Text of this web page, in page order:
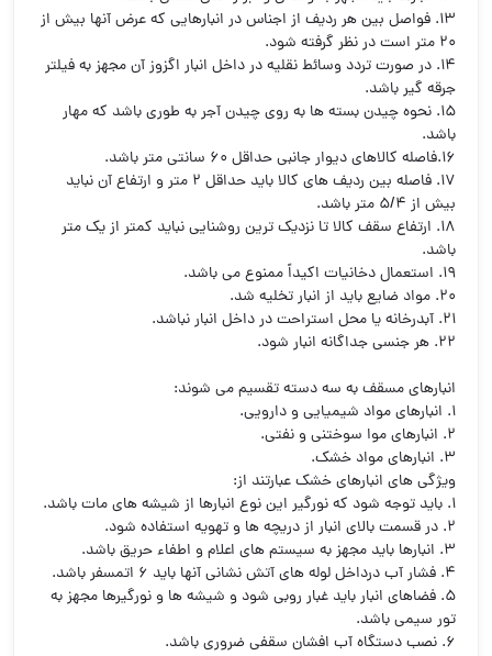
13. فواصل بین هر ردیف از اجناس در انبارهایی که عرض آنها بیش از
20 متر است در نظر گرفته شود.
14. در صورت تردد وسائط نقلیه در داخل انبار اگزوز آن مجهز به فیلتر
جرقه گیر باشد.
15. نحوه چیدن بسته ها به روی چیدن آجر به طوری باشد که مهار
باشد.
16.فاصله کالاهای دیوار جانبی حداقل 60 سانتی متر باشد.
17. فاصله بین ردیف های کالا باید حداقل 2 متر و ارتفاع آن نباید
بیش از 5/4 متر باشد.
18. ارتفاع سقف کالا تا نزدیک ترین روشنایی نباید کمتر از یک متر
باشد.
19. استعمال دخانیات اکیداً ممنوع می باشد.
20. مواد ضایع باید از انبار تخلیه شد.
21. آبدرخانه یا محل استراحت در داخل انبار نباشد.
22. هر جنسی جداگانه انبار شود.
انبارهای مسقف به سه دسته تقسیم می شوند:
1. انبارهای مواد شیمیایی و دارویی.
2. انبارهای موا سوختنی و نفتی.
3. انبارهای مواد خشک.
ویژگی های انبارهای خشک عبارتند از:
1. باید توجه شود که نورگیر این نوع انبارها از شیشه های مات باشد.
2. در قسمت بالای انبار از دریچه ها و تهویه استفاده شود.
3. انبارها باید مجهز به سیستم های اعلام و اطفاء حریق باشد.
4. فشار آب درداخل لوله های آتش نشانی آنها باید 6 اتمسفر باشد.
5. فضاهای انبار باید غبار روبی شود و شیشه ها و نورگیرها مجهز به
تور سیمی باشد.
6. نصب دستگاه آب افشان سقفی ضروری باشد.